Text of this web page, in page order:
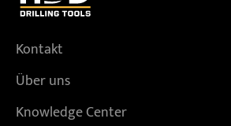
Kontakt
Über uns
Knowledge Center